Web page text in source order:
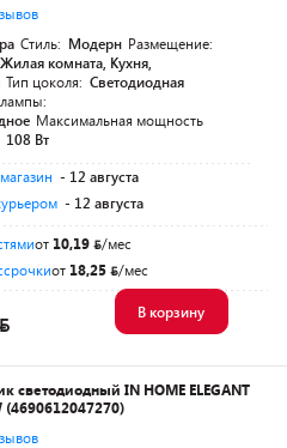
Стиль: Модерн Размещение:
комната, Кухня,
Тип цоколя: Светодиодная
Максимальная мощность
108 Вт
- 12 августа
- 12 августа
от 10,19
/мес
от 18,25 /мес
В корзину
светодиодный IN HOME ELEGANT
(4690612047270)